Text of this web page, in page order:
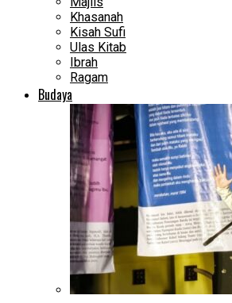
Khasanah
Kisah Sufi
Ulas Kitab
Ibrah
Ragam
Budaya